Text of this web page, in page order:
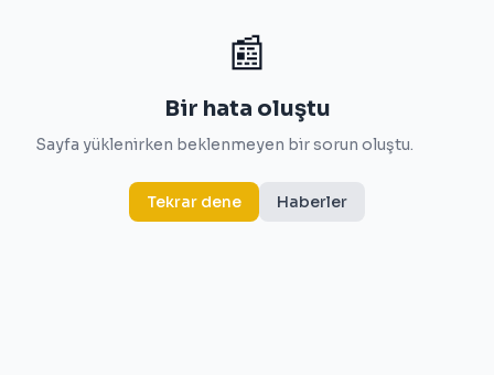
📰
Bir hata oluştu
Sayfa yüklenirken beklenmeyen bir sorun oluştu.
Tekrar dene Haberler